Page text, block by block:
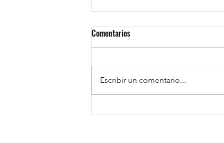
1MB es premiado por asistencia
Comentarios
Escribir un comentario...